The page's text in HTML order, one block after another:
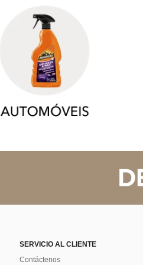
SERVICIO AL CLIENTE
Contáctenos